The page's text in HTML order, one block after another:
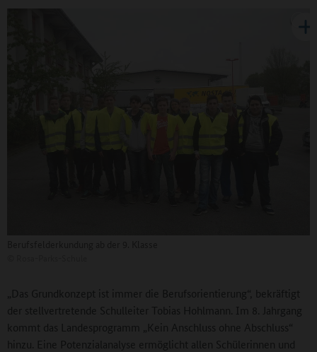
„Das Grundkonzept ist immer die Berufsorientierung“, bekräftigt
der stellvertretende Schulleiter Tobias Hohlmann. Im 8. Jahrgang
kommt das Landesprogramm „Kein Anschluss ohne Abschluss“
hinzu. Eine Potenzialanalyse ermöglicht allen Schülerinnen und